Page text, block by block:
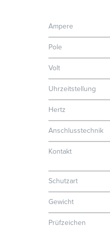
Ampere
Pole
Volt
Uhrzeitstellung
Hertz
Anschlusstechnik
Kontakt
Schutzart
Gewicht
Prüfzeichen